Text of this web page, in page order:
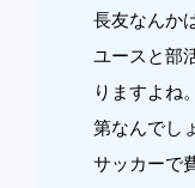
長友なんか
ユースと部
りますよね
第なんでし
サッカーで